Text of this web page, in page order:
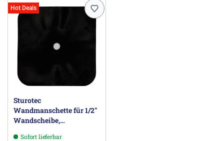
Hot Deals
Sturotec
Wandmanschette für 1/2"
Wandscheibe,
Sofort lieferbar